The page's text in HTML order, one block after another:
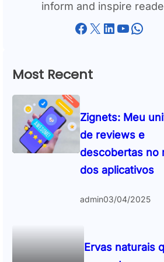
inform and inspire
Facebook X LinkedIn YouTube WhatsApp
Most Recent
Zignets: Meu
de reviews e
descobertas no
dos aplicativos
admin03/04/2025
Ervas naturais